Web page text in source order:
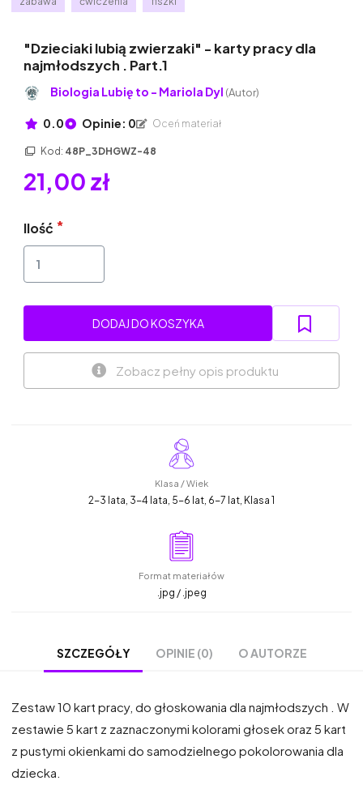
"Dzieciaki lubią zwierzaki" - karty pracy dla
najmłodszych . Part.1
Biologia Lubię to - Mariola Dyl (Autor)
0.0 Opinie: 0 Oceń materiał
Kod: 48P_3DHGWZ-48
21,00 zł
Ilość
DODAJ DO KOSZYKA
Zobacz pełny opis produktu
Klasa / Wiek
2-3 lata, 3-4 lata, 5-6 lat, 6-7 lat, Klasa 1
Format materiałów
.jpg / .jpeg
SZCZEGÓŁY OPINIE (0) O AUTORZE
Zestaw 10 kart pracy, do głoskowania dla najmłodszych . W
zestawie 5 kart z zaznaczonymi kolorami głosek oraz 5 kart
z pustymi okienkami do samodzielnego pokolorowania dla
dziecka.